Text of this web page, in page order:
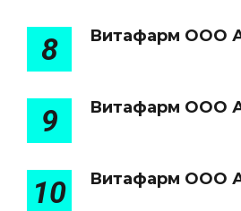
8 Витафарм ООО
9 Витафарм ООО
10 Витафарм ООО